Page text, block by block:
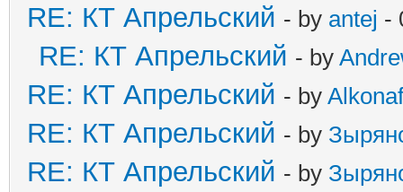
RE: КТ Апрельский - by antej -
RE: КТ Апрельский - by
RE: КТ Апрельский - by
RE: КТ Апрельский - by
RE: КТ Апрельский - by